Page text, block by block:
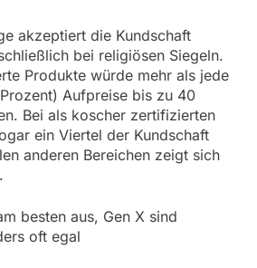
akzeptiert die Kundschaft
bei religiösen Siegeln.
Produkte würde mehr als jede
Aufpreise bis zu 40
Bei als koscher zertifizierten
ein Viertel der Kundschaft
anderen Bereichen zeigt sich
besten aus, Gen X sind
oft egal